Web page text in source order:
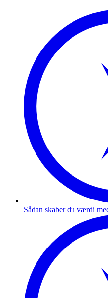
Sådan skaber du værdi